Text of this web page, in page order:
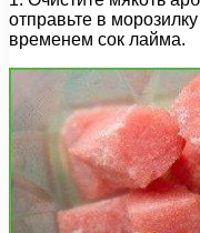
отправьте в
временем сок лайма.